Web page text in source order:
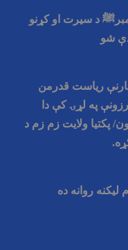
د سیرت او کړنو
شو
ریاست قدرمن
په لړۍ کې دا
پکتیا ولایت زم زم د
لیکنه روانه ده